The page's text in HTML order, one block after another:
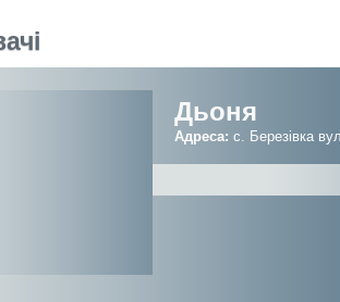
Дьоня
Адреса: с. Березівка